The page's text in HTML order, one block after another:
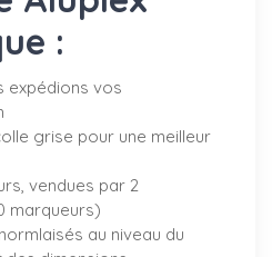
:
expédions vos
grise pour une meilleur
vendues par 2
marqueurs)
au niveau du